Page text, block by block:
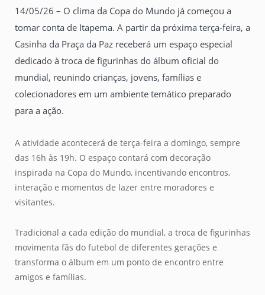
14/05/26 – O clima da Copa do Mundo já começou a
tomar conta de Itapema. A partir da próxima terça-feira, a
Casinha da Praça da Paz receberá um espaço especial
dedicado à troca de figurinhas do álbum oficial do
mundial, reunindo crianças, jovens, famílias e
colecionadores em um ambiente temático preparado
para a ação.
A atividade acontecerá de terça-feira a domingo, sempre
das 16h às 19h. O espaço contará com decoração
inspirada na Copa do Mundo, incentivando encontros,
interação e momentos de lazer entre moradores e
visitantes.
Tradicional a cada edição do mundial, a troca de figurinhas
movimenta fãs do futebol de diferentes gerações e
transforma o álbum em um ponto de encontro entre
amigos e famílias.